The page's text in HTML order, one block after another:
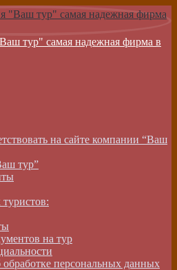
тур" самая надежная фирма в
на сайте компании “Ваш
тур”
на тур
персональных данных